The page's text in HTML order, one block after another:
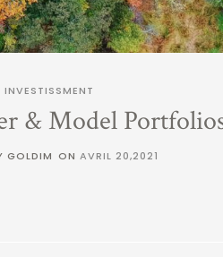
INVESTISSMENT
& Model
GOLDIM ON AVRIL 20,2021